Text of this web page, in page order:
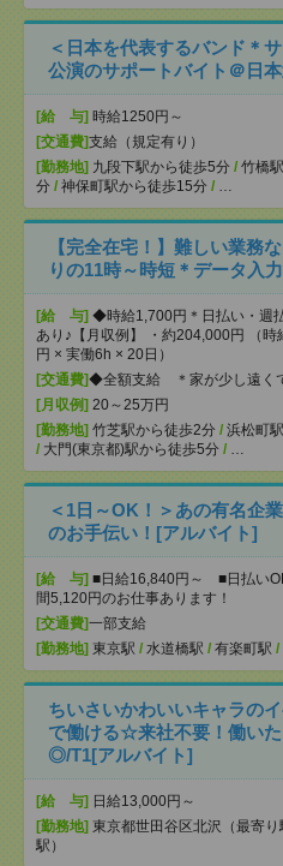
＜日本を代表するバンド＊
公演のサポートバイト＠日
[給 与] 時給1250円～
[交通費]支給（規定有り）
[勤務地] 九段下駅から徒歩5分 / 竹橋
分 / 神保町駅から徒歩15分 / …
【完全在宅！】難しい業務
りの11時～時短＊データ入
[給 与] ◆時給1,700円＊日払い・週
あり♪【月収例】 ・約204,000円 （時
円 × 実働6h × 20日）
[交通費]◆全額支給 ＊家が少し遠く
[月収例] 20～25万円
[勤務地] 竹芝駅から徒歩2分 / 浜松町
/ 大門(東京都)駅から徒歩5分 / …
＜1日～OK！＞あの有名企
のお手伝い！[アルバイト]
[給 与] ■日給16,840円～ ■日払い
間5,120円のお仕事あります！
[交通費]一部支給
[勤務地] 東京駅 / 水道橋駅 / 有楽町駅 /
ちいさいかわいいキャラの
で働ける☆来社不要！働い
◎/T1[アルバイト]
[給 与] 日給13,000円～
[勤務地] 東京都世田谷区北沢（最寄り
駅）